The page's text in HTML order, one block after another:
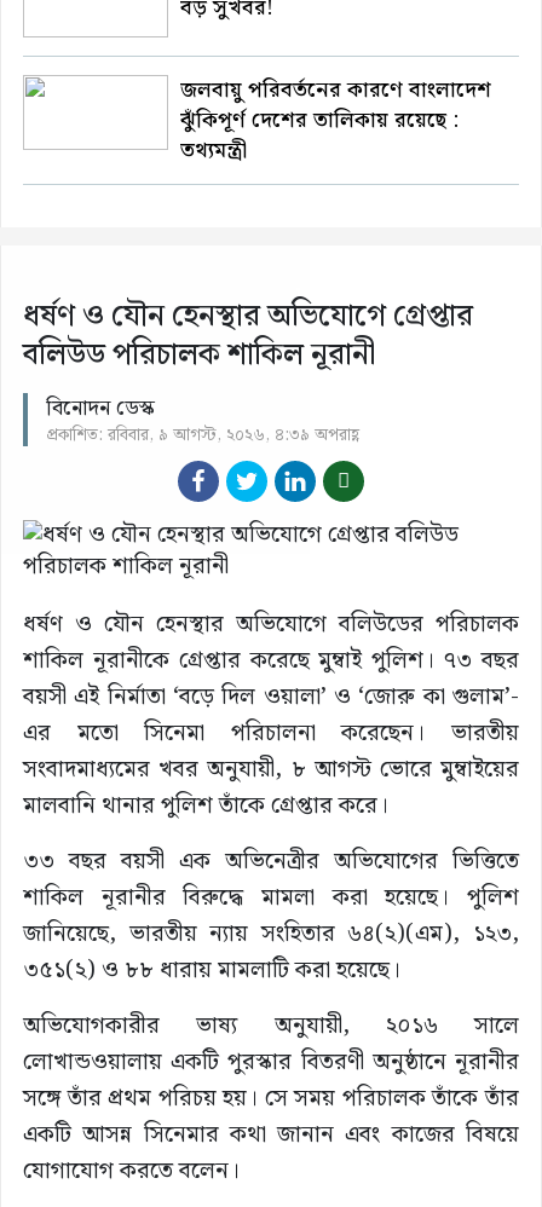
বড় সুখবর!
জলবায়ু পরিবর্তনের কারণে বাংলাদেশ
ঝুঁকিপূর্ণ দেশের তালিকায় রয়েছে :
তথ্যমন্ত্রী
ধর্ষণ ও যৌন হেনস্থার অভিযোগে গ্রেপ্তার
বলিউড পরিচালক শাকিল নূরানী
বিনোদন ডেস্ক
প্রকাশিত: রবিবার, ৯ আগস্ট, ২০২৬, ৪:৩৯ অপরাহ্ণ
ধর্ষণ ও যৌন হেনস্থার অভিযোগে বলিউডের পরিচালক
শাকিল নূরানীকে গ্রেপ্তার করেছে মুম্বাই পুলিশ। ৭৩ বছর
বয়সী এই নির্মাতা ‘বড়ে দিল ওয়ালা’ ও ‘জোরু কা গুলাম’-
এর মতো সিনেমা পরিচালনা করেছেন। ভারতীয়
সংবাদমাধ্যমের খবর অনুযায়ী, ৮ আগস্ট ভোরে মুম্বাইয়ের
মালবানি থানার পুলিশ তাঁকে গ্রেপ্তার করে।
৩৩ বছর বয়সী এক অভিনেত্রীর অভিযোগের ভিত্তিতে
শাকিল নূরানীর বিরুদ্ধে মামলা করা হয়েছে। পুলিশ
জানিয়েছে, ভারতীয় ন্যায় সংহিতার ৬৪(২)(এম), ১২৩,
৩৫১(২) ও ৮৮ ধারায় মামলাটি করা হয়েছে।
অভিযোগকারীর ভাষ্য অনুযায়ী, ২০১৬ সালে
লোখান্ডওয়ালায় একটি পুরস্কার বিতরণী অনুষ্ঠানে নূরানীর
সঙ্গে তাঁর প্রথম পরিচয় হয়। সে সময় পরিচালক তাঁকে তাঁর
একটি আসন্ন সিনেমার কথা জানান এবং কাজের বিষয়ে
যোগাযোগ করতে বলেন।